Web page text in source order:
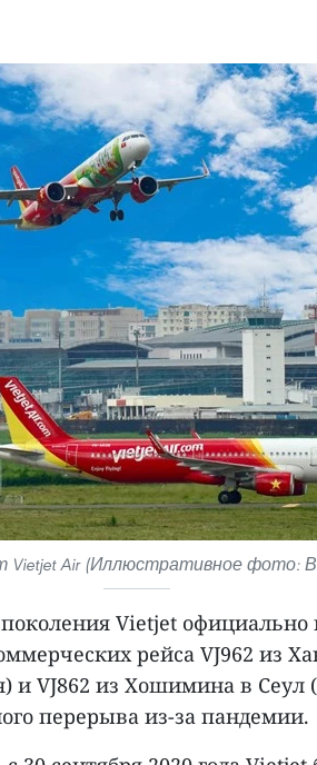
Vietjet Air (Иллюстративное фото:
Vietjet
рейса VJ962 из
и VJ862 из Хошимина в
перерыва из-за пандемии.